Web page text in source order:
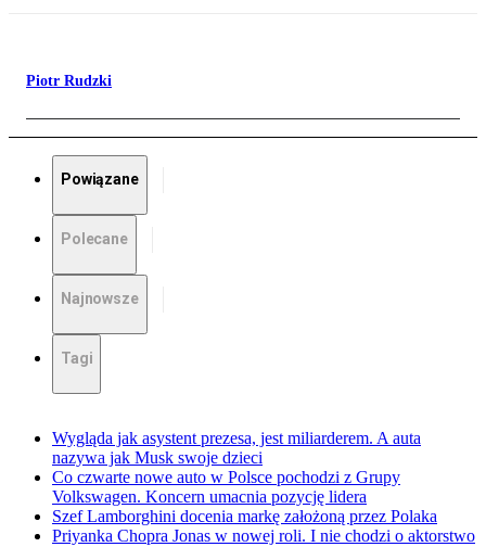
Piotr Rudzki
Powiązane
Polecane
Najnowsze
Tagi
Wygląda jak asystent prezesa, jest miliarderem. A auta
nazywa jak Musk swoje dzieci
Co czwarte nowe auto w Polsce pochodzi z Grupy
Volkswagen. Koncern umacnia pozycję lidera
Szef Lamborghini docenia markę założoną przez Polaka
Priyanka Chopra Jonas w nowej roli. I nie chodzi o aktorstwo